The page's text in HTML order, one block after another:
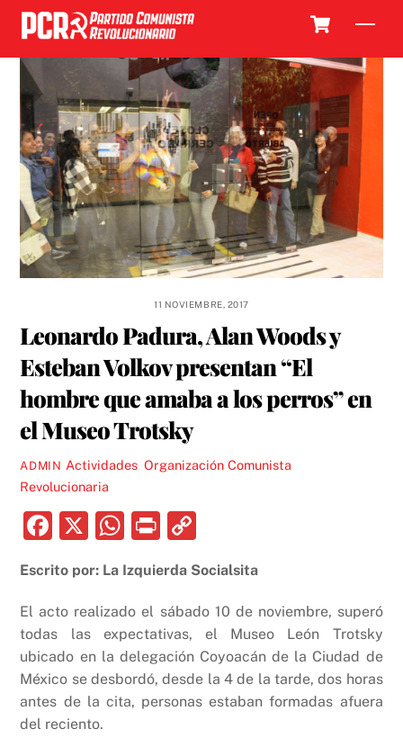
Skip
content
11 NOVIEMBRE, 2017
Leonardo Padura, Alan Woods y
Esteban Volkov presentan “El
hombre que amaba a los perros” en
el Museo Trotsky
ADMIN Actividades, Organización Comunista
Revolucionaria
F
c
e
b
o
o
k
X
W
at
s
A
p
p
P
nt p
y
Li
n
k
Escrito por: La Izquierda Socialsita
El acto realizado el sábado 10 de noviembre, superó
todas las expectativas, el Museo León Trotsky
ubicado en la delegación Coyoacán de la Ciudad de
México se desbordó, desde la 4 de la tarde, dos horas
antes de la cita, personas estaban formadas afuera
del reciento.